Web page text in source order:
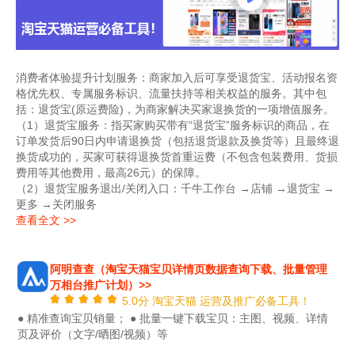
消费者体验提升计划服务：商家加入后可享受退货宝、活动报名资
格优先权、专属服务标识、流量扶持等相关权益的服务。其中包
括 ：退货宝(原运费险)， 为商家解决买家退换货的一项增值服务。
（1）退货宝服务：指买家购买带有“退货宝”服务标识的商品，在
订单发货后90日内申请退换货（包括退货退款及换货等）且最终退
换货成功的，买家可获得退换货首重运费（不包含包装费用、货损
费用等其他费用，最高26元）的保障。
（2）退货宝服务退出/关闭入口：千牛工作台 →店铺 →退货宝 →
更多 →关闭服务
查看全文 >>
阿明查查（淘宝天猫宝贝详情页数据查询下载、批量管理
万相台推广计划）>>
5.0分 淘宝天猫 运营及推广必备工具！
● 精准查询宝贝销量； ● 批量一键下载宝贝：主图、视频、详情
页及评价（文字/晒图/视频）等